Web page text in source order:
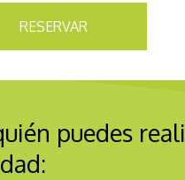
RESERVAR
puedes